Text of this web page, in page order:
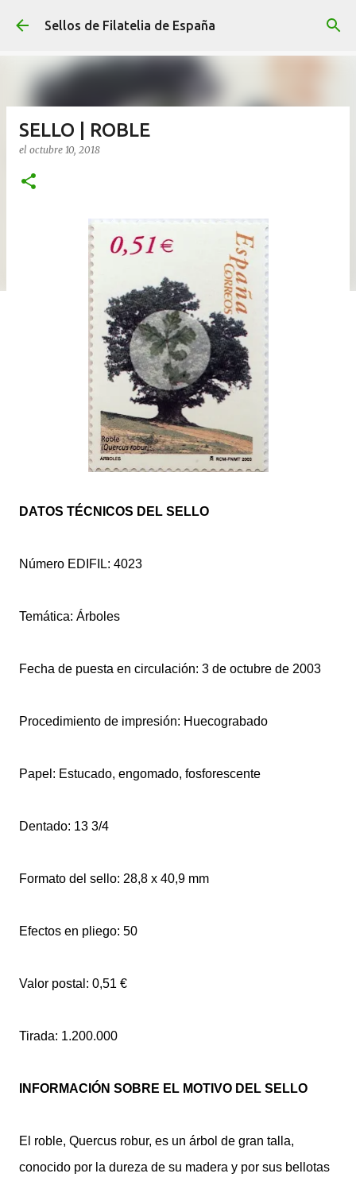
Ir al contenido principal
Sellos de Filatelia de España
SELLO | ROBLE
el octubre 10, 2018
DATOS TÉCNICOS DEL SELLO
Número EDIFIL: 4023
Temática: Árboles
Fecha de puesta en circulación: 3 de octubre de 2003
Procedimiento de impresión: Huecograbado
Papel: Estucado, engomado, fosforescente
Dentado: 13 3/4
Formato del sello: 28,8 x 40,9 mm
Efectos en pliego: 50
Valor postal: 0,51 €
Tirada: 1.200.000
INFORMACIÓN SOBRE EL MOTIVO DEL SELLO
El roble, Quercus robur, es un árbol de gran talla,
conocido por la dureza de su madera y por sus bellotas